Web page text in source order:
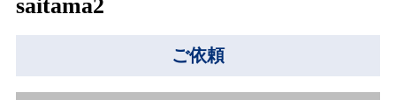
saitama2
ご依頼